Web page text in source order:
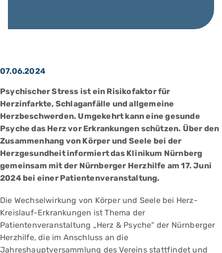
07.06.2024
Psychischer Stress ist ein Risikofaktor für
Herzinfarkte, Schlaganfälle und allgemeine
Herzbeschwerden. Umgekehrt kann eine gesunde
Psyche das Herz vor Erkrankungen schützen. Über den
Zusammenhang von Körper und Seele bei der
Herzgesundheit informiert das Klinikum Nürnberg
gemeinsam mit der Nürnberger Herzhilfe am 17. Juni
2024 bei einer Patientenveranstaltung.
Die Wechselwirkung von Körper und Seele bei Herz-
Kreislauf-Erkrankungen ist Thema der
Patientenveranstaltung „Herz & Psyche“ der Nürnberger
Herzhilfe, die im Anschluss an die
Jahreshauptversammlung des Vereins stattfindet und